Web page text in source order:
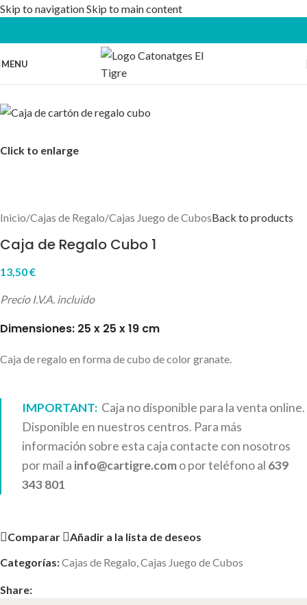
Skip to navigationSkip to main content
MENU
Click to enlarge
Inicio/Cajas de Regalo/Cajas Juego de CubosBack to products
Caja de Regalo Cubo 1
13,50€
Precio I.V.A. incluido
Dimensiones: 25 x 25 x 19 cm
Caja de regalo en forma de cubo de color granate.
IMPORTANT: Caja no disponible para la venta online.
Disponible en nuestros centros. Para más
información sobre esta caja contacte con nosotros
por mail a info@cartigre.como por teléfono al 639
343 801
Comparar
Añadir a la lista de deseos
Categorías:Cajas de Regalo,Cajas Juego de Cubos
Share: